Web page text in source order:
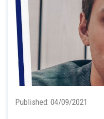
Published: 04/09/2021